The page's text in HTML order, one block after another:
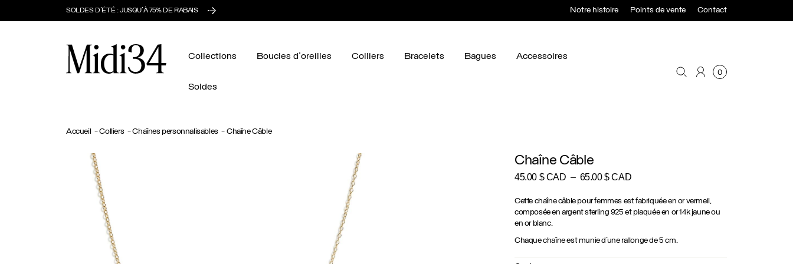
SOLDES D'ÉTÉ : JUSQU'À 75% DE RABAIS Notre histoire Points de vente Contact
Collections
Boucles d'oreilles Colliers Bracelets Bagues Accessoires
Soldes
0
Accueil Colliers Chaînes personnalisables Chaîne Câble
Chaîne Câble
45.00 $ CAD – 65.00$ CADPlage
prix :
45.00 $
65.00 $
Cette chaîne câble pour femmes est fabriquée en or vermeil,
composée en argent sterling 925 et plaquée en or 14k jaune ou
en or blanc.
Chaque chaîne est munie d’une rallonge de 5 cm.